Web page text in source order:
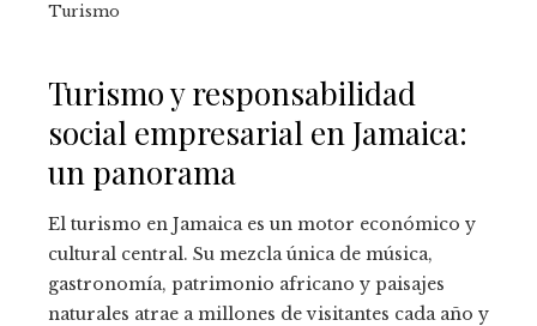
Turismo
Turismo y responsabilidad
social empresarial en Jamaica:
un panorama
El turismo en Jamaica es un motor económico y
cultural central. Su mezcla única de música,
gastronomía, patrimonio africano y paisajes
naturales atrae a millones de visitantes cada año y